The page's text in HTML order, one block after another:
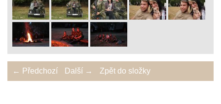
← Předchozí Další → Zpět do složky